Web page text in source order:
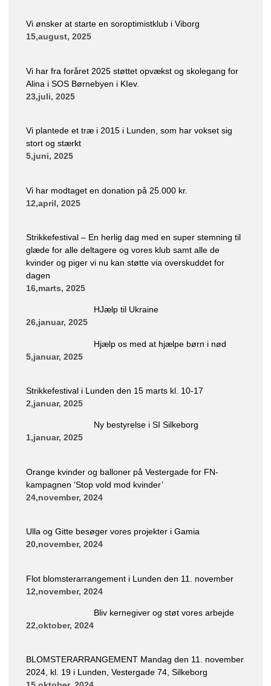
Vi ønsker at starte en soroptimistklub i Viborg
15,august, 2025
Vi har fra foråret 2025 støttet opvækst og skolegang for
Alina i SOS Børnebyen i KIev.
23,juli, 2025
Vi plantede et træ i 2015 i Lunden, som har vokset sig
stort og stærkt
5,juni, 2025
Vi har modtaget en donation på 25.000 kr.
12,april, 2025
Strikkefestival – En herlig dag med en super stemning til
glæde for alle deltagere og vores klub samt alle de
kvinder og piger vi nu kan støtte via overskuddet for
dagen
16,marts, 2025
HJælp til Ukraine
26,januar, 2025
Hjælp os med at hjælpe børn i nød
5,januar, 2025
Strikkefestival i Lunden den 15 marts kl. 10-17
2,januar, 2025
Ny bestyrelse i SI Silkeborg
1,januar, 2025
Orange kvinder og balloner på Vestergade for FN-
kampagnen ‘Stop vold mod kvinder’
24,november, 2024
Ulla og Gitte besøger vores projekter i Gamia
20,november, 2024
Flot blomsterarrangement i Lunden den 11. november
12,november, 2024
Bliv kernegiver og støt vores arbejde
22,oktober, 2024
BLOMSTERARRANGEMENT Mandag den 11. november
2024, kl. 19 i Lunden, Vestergade 74, Silkeborg